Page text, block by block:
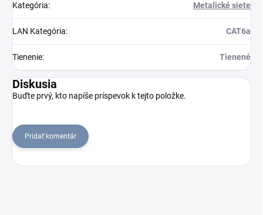
Kategória: Metalické siete
LAN Kategória: CAT6a
Tienenie: Tienené
Diskusia
Buďte prvý, kto napíše príspevok k tejto položke.
Pridať komentár